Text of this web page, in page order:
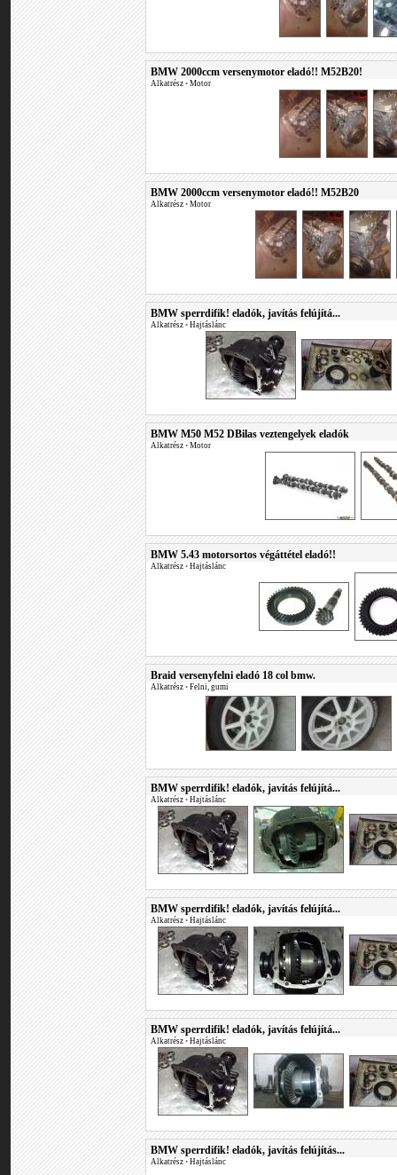
BMW 2000ccm versenymotor eladó!! M52B20!
Alkatrész • Motor
BMW 2000ccm versenymotor eladó!! M52B20
Alkatrész • Motor
BMW sperrdifik! eladók, javítás felújítá...
Alkatrész • Hajtáslánc
BMW M50 M52 DBilas veztengelyek eladók
Alkatrész • Motor
BMW 5.43 motorsortos végáttétel eladó!!
Alkatrész • Hajtáslánc
Braid versenyfelni eladó 18 col bmw.
Alkatrész • Felni, gumi
BMW sperrdifik! eladók, javítás felújítá...
Alkatrész • Hajtáslánc
BMW sperrdifik! eladók, javítás felújítá...
Alkatrész • Hajtáslánc
BMW sperrdifik! eladók, javítás felújítá...
Alkatrész • Hajtáslánc
BMW sperrdifik! eladók, javítás felújítás...
Alkatrész • Hajtáslánc